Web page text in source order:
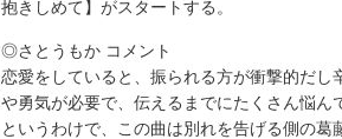
抱きしめて】がスタートする。
◎さとうもか コメント
恋愛をしていると、振られる方が衝撃的だ
や勇気が必要で、伝えるまでにたくさん悩ん
というわけで、この曲は別れを告げる側の葛